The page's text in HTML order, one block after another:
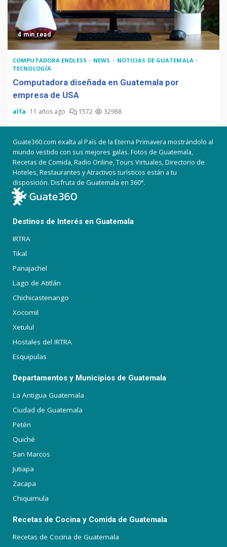
4 min read
COMPUTADORA ENDLESS NEWS
NOTICIAS DE GUATEMALA
TECNOLOGÍA
Computadora diseñada en Guatemala por
empresa de USA
alfa 11 años ago 1572 32988
Guate360.com exalta al País de la Eterna Primavera mostrándolo al
mundo vestido con sus mejores galas. Fotos de Guatemala,
Recetas de Comida, Radio Online, Tours Virtuales, Directorio de
Hoteles, Restaurantes y Atractivos turísticos están a tu
disposición. Disfruta de Guatemala en 360°.
Destinos de Interés en Guatemala
IRTRA
Tikal
Panajachel
Lago de Atitlán
Chichicastenango
Xocomil
Xetulul
Hostales del IRTRA
Esquipulas
Departamentos y Municipios de Guatemala
La Antigua Guatemala
Ciudad de Guatemala
Petén
Quiché
San Marcos
Jutiapa
Zacapa
Chiquimula
Recetas de Cocina y Comida de Guatemala
Recetas de Cocina de Guatemala